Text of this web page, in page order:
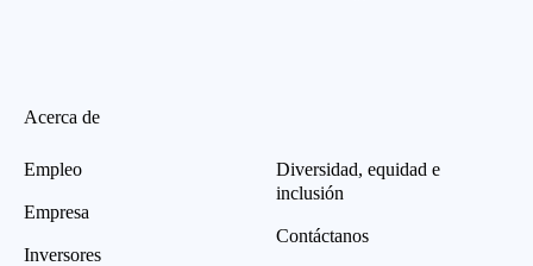
Acerca de
Empleo
Empresa
Inversores
Diversidad, equidad e
inclusión
Contáctanos